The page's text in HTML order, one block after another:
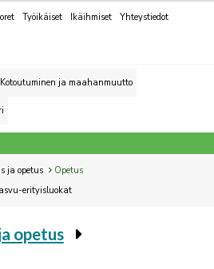
Työikäiset Ikäihmiset Yhteystiedot
Kotoutuminen ja maahanmuutto
ja opetus
Opetus
erityisluokat
opetus